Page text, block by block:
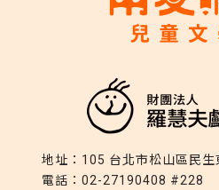
地址： 105 台北市松山區民
電話： 02-27190408 #228